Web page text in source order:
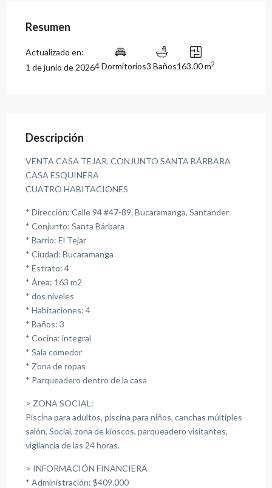
Resumen
Actualizado en:
1 de junio de 20264 Dormitorios3 Baños163.00 m2
Descripción
VENTA CASA TEJAR. CONJUNTO SANTA BÁRBARA
CASA ESQUINERA
CUATRO HABITACIONES
* Dirección: Calle 94 #47-89, Bucaramanga, Santander
* Conjunto: Santa Bárbara
* Barrio: El Tejar
* Ciudad: Bucaramanga
* Estrato: 4
* Área: 163 m2
* dos niveles
* Habitaciones: 4
* Baños: 3
* Cocina: integral
* Sala comedor
* Zona de ropas
* Parqueadero dentro de la casa
> ZONA SOCIAL:
Piscina para adultos, piscina para niños, canchas múltiples
salón, Social, zona de kioscos, parqueadero visitantes,
vigilancia de las 24 horas.
> INFORMACIÓN FINANCIERA
* Administración: $409.000